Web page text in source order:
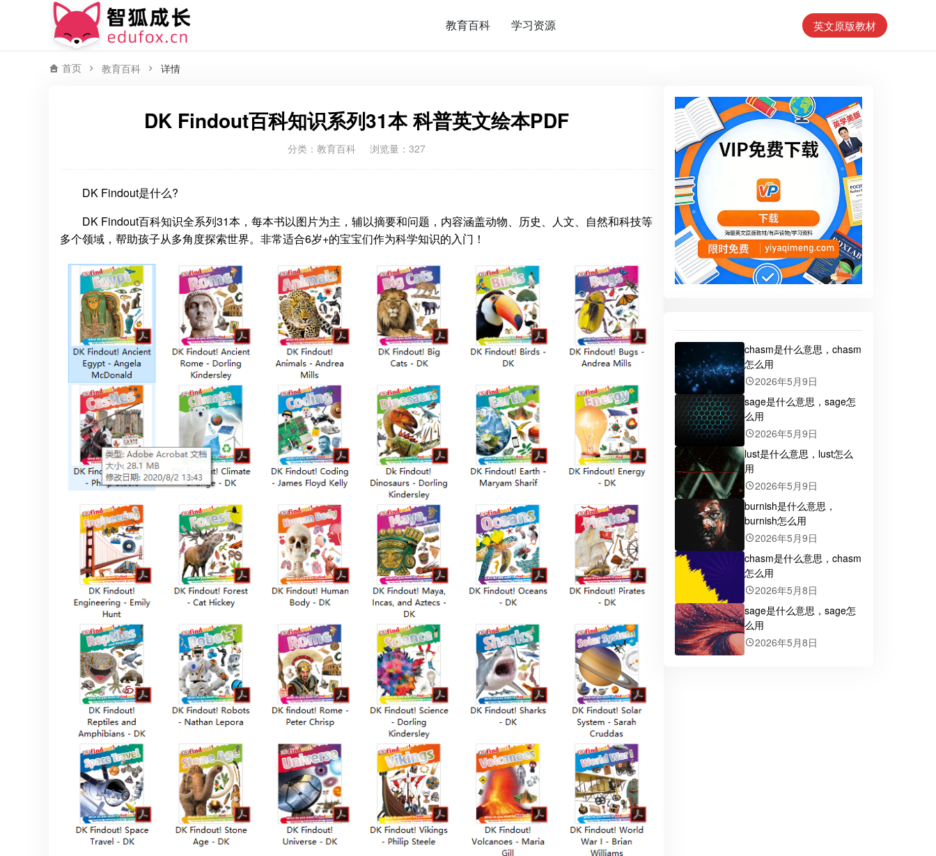
教育百科 学习资源 英文原版教材
首页 教育百科 详情
DK Findout百科知识系列31本 科普英文绘本PDF
分类： 教育百科 浏览量：327
DK Findout是什么?
DK Findout百科知识全系列31本，每本书以图片为主，辅以摘要和问题，内容涵盖动物、历史、人文、自然和科技等
多个领域，帮助孩子从多角度探索世界。非常适合6岁+的宝宝们作为科学知识的入门！
chasm是什么意思，chasm
怎么用
2026年5月9日
sage是什么意思，sage怎
么用
2026年5月9日
lust是什么意思，lust怎么
用
2026年5月9日
burnish是什么意思，
burnish怎么用
2026年5月9日
chasm是什么意思，chasm
怎么用
2026年5月8日
sage是什么意思，sage怎
么用
2026年5月8日